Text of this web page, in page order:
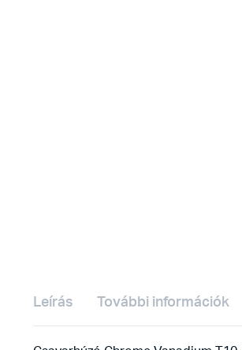
Leírás További információk